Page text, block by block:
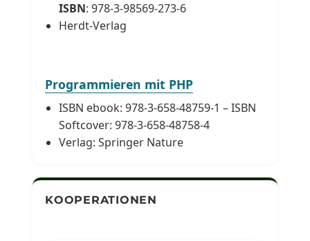
ISBN: 978-3-98569-273-6
Herdt-Verlag
Programmieren mit PHP
ISBN ebook: 978-3-658-48759-1 – ISBN
Softcover: 978-3-658-48758-4
Verlag: Springer Nature
KOOPERATIONEN